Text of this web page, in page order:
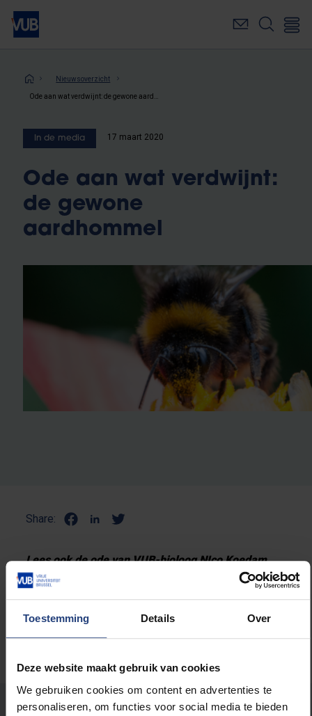
Toestemming Details Over
Deze website maakt gebruik van cookies
We gebruiken cookies om content en advertenties te
personaliseren, om functies voor social media te bieden
Overslaan
naar
inhoudKruimelpad
Nieuwsoverzicht
In de media 17 maart 2020
Ode aan wat verdwijnt:
de gewone
aardhommel
Share:
Lees ook de ode van VUB-bioloog NIco Koedam
aande godenganzerik
Stond er een fout op deze pagina?